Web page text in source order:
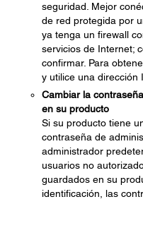
seguridad. Mejor
de red protegida por
ya tenga un firewall
servicios de Internet;
confirmar. Para
y utilice una dirección
Cambiar la
en su producto
Si su producto tiene
contraseña de
administrador
usuarios no
guardados en su
identificación, las